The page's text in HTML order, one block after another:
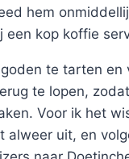
hem
een kop koffie
te tarten en
te lopen,
Voor ik het
alweer uit, en